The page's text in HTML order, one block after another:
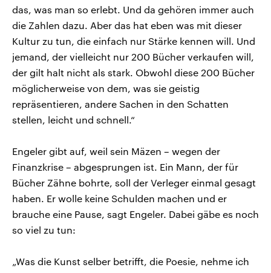
das, was man so erlebt. Und da gehören immer auch
die Zahlen dazu. Aber das hat eben was mit dieser
Kultur zu tun, die einfach nur Stärke kennen will. Und
jemand, der vielleicht nur 200 Bücher verkaufen will,
der gilt halt nicht als stark. Obwohl diese 200 Bücher
möglicherweise von dem, was sie geistig
repräsentieren, andere Sachen in den Schatten
stellen, leicht und schnell.“
Engeler gibt auf, weil sein Mäzen – wegen der
Finanzkrise – abgesprungen ist. Ein Mann, der für
Bücher Zähne bohrte, soll der Verleger einmal gesagt
haben. Er wolle keine Schulden machen und er
brauche eine Pause, sagt Engeler. Dabei gäbe es noch
so viel zu tun:
„Was die Kunst selber betrifft, die Poesie, nehme ich